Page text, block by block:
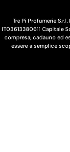
e
g
o
Tre Pi Profumerie
IT03613380611 Capitale
compresa, cadauno ed
essere a semplice